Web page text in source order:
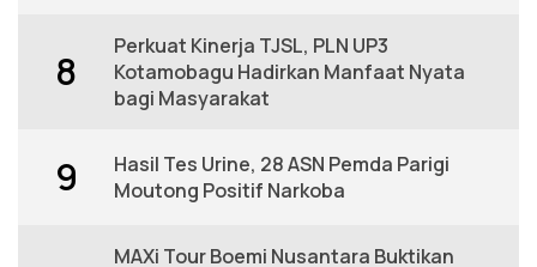
8
Perkuat Kinerja TJSL, PLN UP3
Kotamobagu Hadirkan Manfaat Nyata
bagi Masyarakat
9
Hasil Tes Urine, 28 ASN Pemda Parigi
Moutong Positif Narkoba
MAXi Tour Boemi Nusantara Buktikan